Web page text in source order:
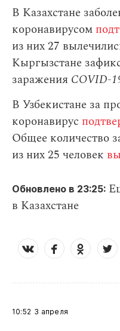
В Казахстане
коронавирусом
из них 27
Кыргызстане
заражения СOVID-
В Узбекистане за
коронавирус
Общее количество
из них 25 человек
Обновлено в 23:25:
в Казахстане
10:52 3 апреля